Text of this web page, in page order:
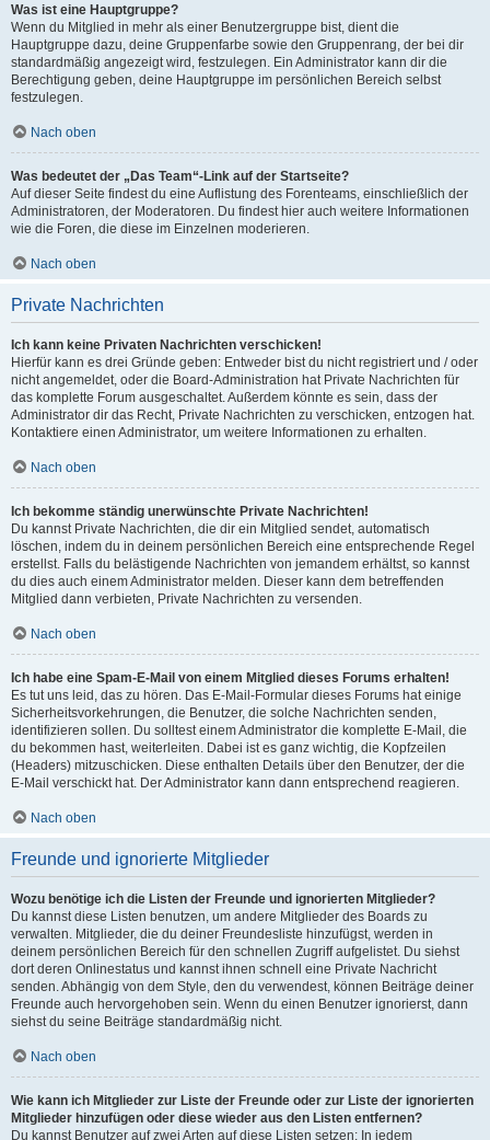
Was ist eine Hauptgruppe?
Wenn du Mitglied in mehr als einer Benutzergruppe bist, dient die
Hauptgruppe dazu, deine Gruppenfarbe sowie den Gruppenrang, der bei dir
standardmäßig angezeigt wird, festzulegen. Ein Administrator kann dir die
Berechtigung geben, deine Hauptgruppe im persönlichen Bereich selbst
festzulegen.
Nach oben
Was bedeutet der „Das Team“-Link auf der Startseite?
Auf dieser Seite findest du eine Auflistung des Forenteams, einschließlich der
Administratoren, der Moderatoren. Du findest hier auch weitere Informationen
wie die Foren, die diese im Einzelnen moderieren.
Nach oben
Private Nachrichten
Ich kann keine Privaten Nachrichten verschicken!
Hierfür kann es drei Gründe geben: Entweder bist du nicht registriert und / oder
nicht angemeldet, oder die Board-Administration hat Private Nachrichten für
das komplette Forum ausgeschaltet. Außerdem könnte es sein, dass der
Administrator dir das Recht, Private Nachrichten zu verschicken, entzogen hat.
Kontaktiere einen Administrator, um weitere Informationen zu erhalten.
Nach oben
Ich bekomme ständig unerwünschte Private Nachrichten!
Du kannst Private Nachrichten, die dir ein Mitglied sendet, automatisch
löschen, indem du in deinem persönlichen Bereich eine entsprechende Regel
erstellst. Falls du belästigende Nachrichten von jemandem erhältst, so kannst
du dies auch einem Administrator melden. Dieser kann dem betreffenden
Mitglied dann verbieten, Private Nachrichten zu versenden.
Nach oben
Ich habe eine Spam-E-Mail von einem Mitglied dieses Forums erhalten!
Es tut uns leid, das zu hören. Das E-Mail-Formular dieses Forums hat einige
Sicherheitsvorkehrungen, die Benutzer, die solche Nachrichten senden,
identifizieren sollen. Du solltest einem Administrator die komplette E-Mail, die
du bekommen hast, weiterleiten. Dabei ist es ganz wichtig, die Kopfzeilen
(Headers) mitzuschicken. Diese enthalten Details über den Benutzer, der die
E-Mail verschickt hat. Der Administrator kann dann entsprechend reagieren.
Nach oben
Freunde und ignorierte Mitglieder
Wozu benötige ich die Listen der Freunde und ignorierten Mitglieder?
Du kannst diese Listen benutzen, um andere Mitglieder des Boards zu
verwalten. Mitglieder, die du deiner Freundesliste hinzufügst, werden in
deinem persönlichen Bereich für den schnellen Zugriff aufgelistet. Du siehst
dort deren Onlinestatus und kannst ihnen schnell eine Private Nachricht
senden. Abhängig von dem Style, den du verwendest, können Beiträge deiner
Freunde auch hervorgehoben sein. Wenn du einen Benutzer ignorierst, dann
siehst du seine Beiträge standardmäßig nicht.
Nach oben
Wie kann ich Mitglieder zur Liste der Freunde oder zur Liste der ignorierten
Mitglieder hinzufügen oder diese wieder aus den Listen entfernen?
Du kannst Benutzer auf zwei Arten auf diese Listen setzen: In jedem